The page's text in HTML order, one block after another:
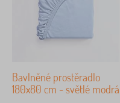
Bavlněné prostěradlo
180x80 cm - světlé modrá